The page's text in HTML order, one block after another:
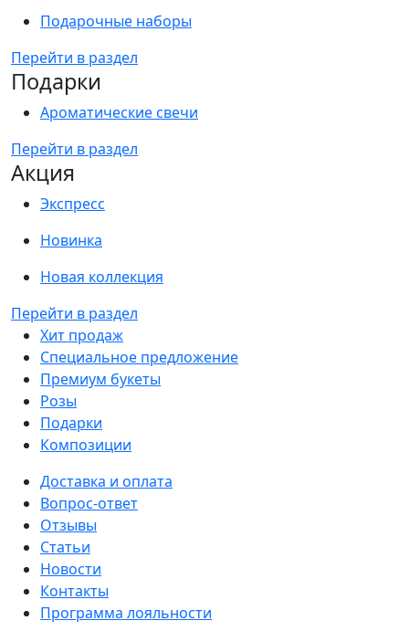
Подарочные наборы
Перейти в раздел
Подарки
Ароматические свечи
Перейти в раздел
Акция
Экспресс
Новинка
Новая коллекция
Перейти в раздел
Хит продаж
Специальное предложение
Премиум букеты
Розы
Подарки
Композиции
Доставка и оплата
Вопрос-ответ
Отзывы
Статьи
Новости
Контакты
Программа лояльности